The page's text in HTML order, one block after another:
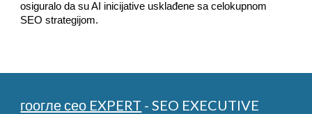
osiguralo da su AI inicijative usklađene sa celokupnom
SEO strategijom.
гоогле сео EXPERT - SEO EXECUTIVE